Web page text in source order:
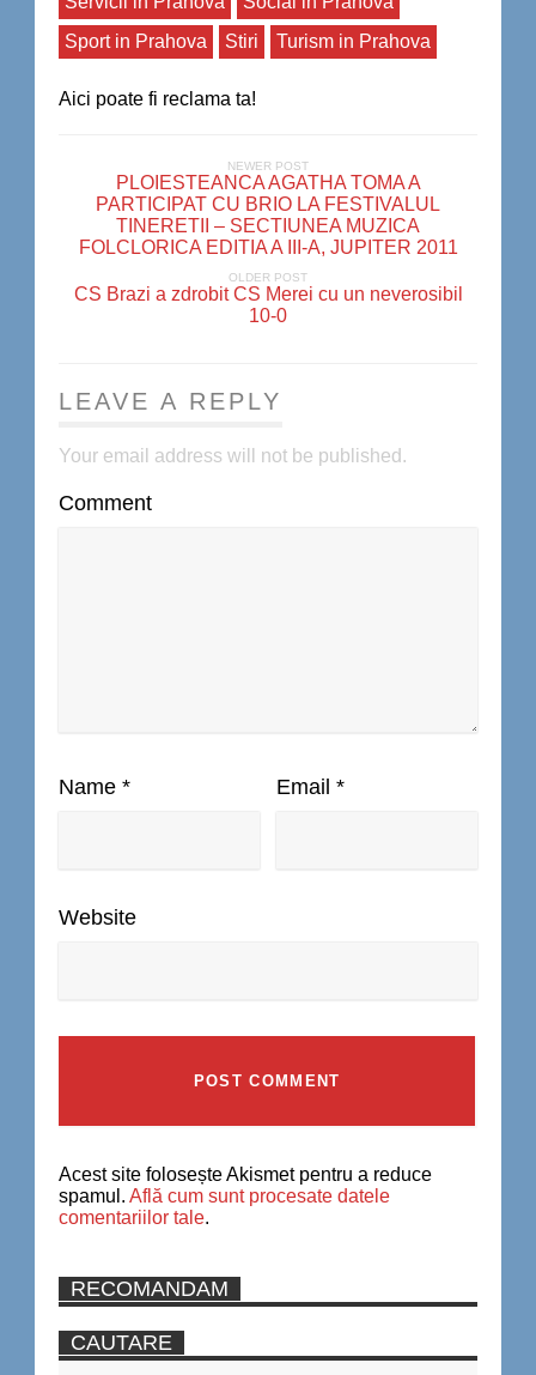
Sport in Prahova
Stiri Turism in Prahova
Aici poate fi reclama ta!
NEWER POST
PLOIESTEANCA AGATHA TOMA A
PARTICIPAT CU BRIO LA FESTIVALUL
TINERETII – SECTIUNEA MUZICA
FOLCLORICA EDITIA A III-A, JUPITER 2011
OLDER POST
CS Brazi a zdrobit CS Merei cu un neverosibil
10-0
LEAVE A REPLY
Your email address will not be published.
Comment
Name * Email *
Website
Acest site folosește Akismet pentru a reduce
spamul. Află cum sunt procesate datele
comentariilor tale.
RECOMANDAM
CAUTARE